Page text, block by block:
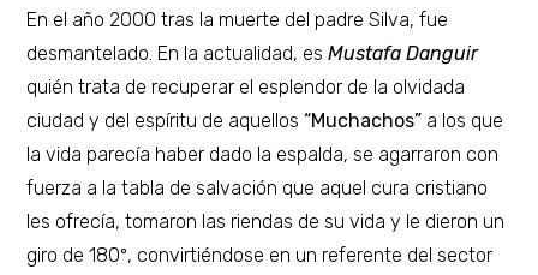
En el año 2000 tras la muerte del padre Silva, fue
desmantelado. En la actualidad, esMustafa Danguir
quién trata de recuperar el esplendor de la olvidada
ciudad y del espíritu de aquellos“Muchachos” a los que
la vida parecía haber dado la espalda, se agarraron con
fuerza a la tabla de salvación que aquel cura cristiano
les ofrecía, tomaron las riendas de su vida y le dieron un
giro de 180º, convirtiéndose en un referente del sector